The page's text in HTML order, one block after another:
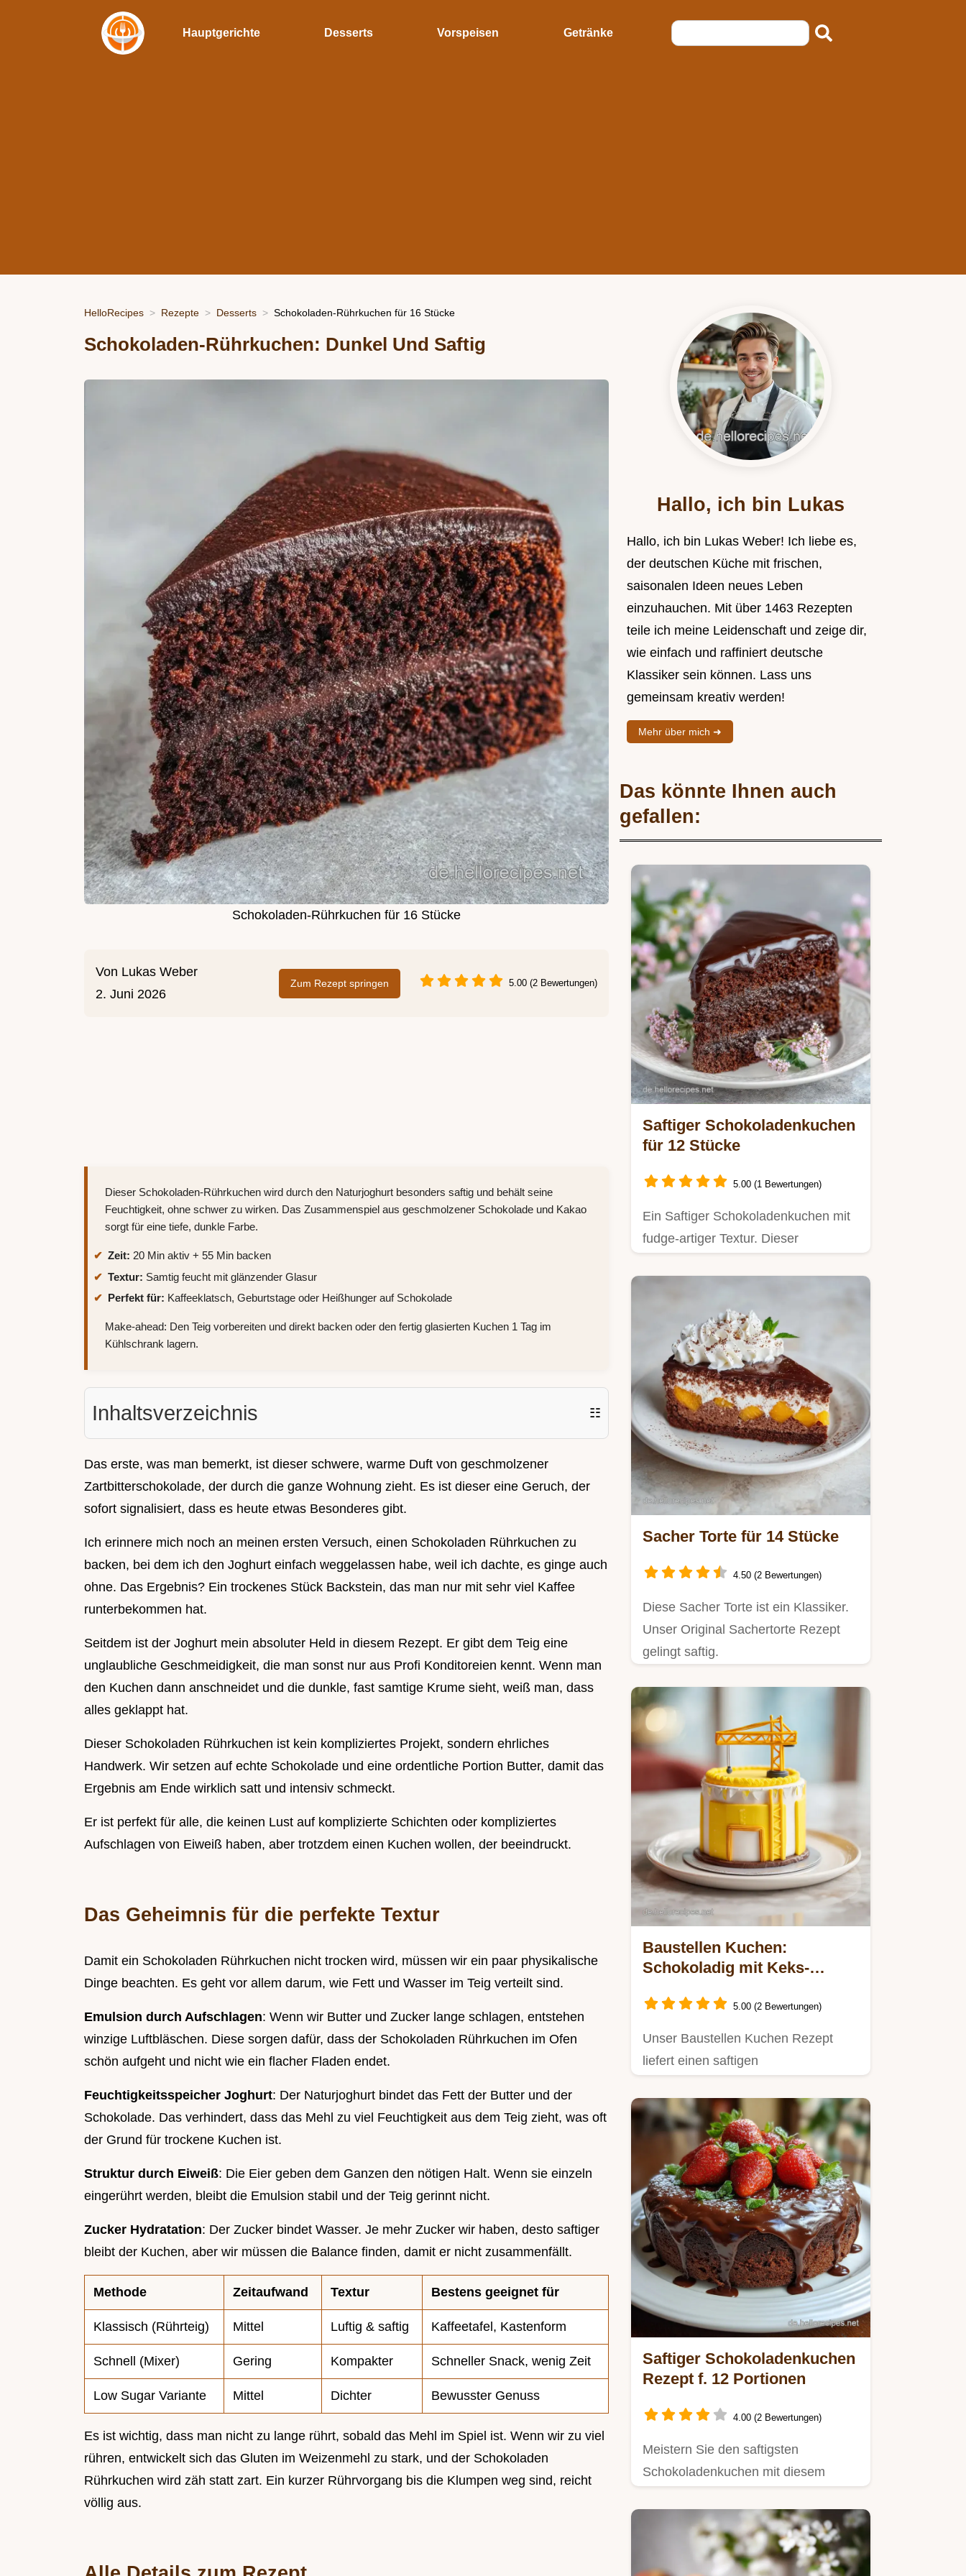
Hauptgerichte Desserts Vorspeisen Getränke
HelloRecipes Rezepte Desserts Schokoladen-Rührkuchen für 16 Stücke
Schokoladen-Rührkuchen: Dunkel Und Saftig
Schokoladen-Rührkuchen für 16 Stücke
Von Lukas Weber
2. Juni 2026
Zum Rezept springen 5.00 (2 Bewertungen)
Dieser Schokoladen-Rührkuchen wird durch den Naturjoghurt besonders saftig und behält seine
Feuchtigkeit, ohne schwer zu wirken. Das Zusammenspiel aus geschmolzener Schokolade und Kakao
sorgt für eine tiefe, dunkle Farbe.
Zeit: 20 Min aktiv + 55 Min backen
Textur: Samtig feucht mit glänzender Glasur
Perfekt für: Kaffeeklatsch, Geburtstage oder Heißhunger auf Schokolade
Make-ahead: Den Teig vorbereiten und direkt backen oder den fertig glasierten Kuchen 1 Tag im
Kühlschrank lagern.
Inhaltsverzeichnis ☷
Das erste, was man bemerkt, ist dieser schwere, warme Duft von geschmolzener
Zartbitterschokolade, der durch die ganze Wohnung zieht. Es ist dieser eine Geruch, der
sofort signalisiert, dass es heute etwas Besonderes gibt.
Ich erinnere mich noch an meinen ersten Versuch, einen Schokoladen Rührkuchen zu
backen, bei dem ich den Joghurt einfach weggelassen habe, weil ich dachte, es ginge auch
ohne. Das Ergebnis? Ein trockenes Stück Backstein, das man nur mit sehr viel Kaffee
runterbekommen hat.
Seitdem ist der Joghurt mein absoluter Held in diesem Rezept. Er gibt dem Teig eine
unglaubliche Geschmeidigkeit, die man sonst nur aus Profi Konditoreien kennt. Wenn man
den Kuchen dann anschneidet und die dunkle, fast samtige Krume sieht, weiß man, dass
alles geklappt hat.
Dieser Schokoladen Rührkuchen ist kein kompliziertes Projekt, sondern ehrliches
Handwerk. Wir setzen auf echte Schokolade und eine ordentliche Portion Butter, damit das
Ergebnis am Ende wirklich satt und intensiv schmeckt.
Er ist perfekt für alle, die keinen Lust auf komplizierte Schichten oder kompliziertes
Aufschlagen von Eiweiß haben, aber trotzdem einen Kuchen wollen, der beeindruckt.
Das Geheimnis für die perfekte Textur
Damit ein Schokoladen Rührkuchen nicht trocken wird, müssen wir ein paar physikalische
Dinge beachten. Es geht vor allem darum, wie Fett und Wasser im Teig verteilt sind.
Emulsion durch Aufschlagen: Wenn wir Butter und Zucker lange schlagen, entstehen
winzige Luftbläschen. Diese sorgen dafür, dass der Schokoladen Rührkuchen im Ofen
schön aufgeht und nicht wie ein flacher Fladen endet.
Feuchtigkeitsspeicher Joghurt: Der Naturjoghurt bindet das Fett der Butter und der
Schokolade. Das verhindert, dass das Mehl zu viel Feuchtigkeit aus dem Teig zieht, was oft
der Grund für trockene Kuchen ist.
Struktur durch Eiweiß: Die Eier geben dem Ganzen den nötigen Halt. Wenn sie einzeln
eingerührt werden, bleibt die Emulsion stabil und der Teig gerinnt nicht.
Zucker Hydratation: Der Zucker bindet Wasser. Je mehr Zucker wir haben, desto saftiger
bleibt der Kuchen, aber wir müssen die Balance finden, damit er nicht zusammenfällt.
Methode Zeitaufwand Textur Bestens geeignet für
Klassisch (Rührteig) Mittel Luftig & saftig Kaffeetafel, Kastenform
Schnell (Mixer) Gering Kompakter Schneller Snack, wenig Zeit
Low Sugar Variante Mittel Dichter Bewusster Genuss
Es ist wichtig, dass man nicht zu lange rührt, sobald das Mehl im Spiel ist. Wenn wir zu viel
rühren, entwickelt sich das Gluten im Weizenmehl zu stark, und der Schokoladen
Rührkuchen wird zäh statt zart. Ein kurzer Rührvorgang bis die Klumpen weg sind, reicht
völlig aus.
Hallo, ich bin Lukas
Hallo, ich bin Lukas Weber! Ich liebe es,
der deutschen Küche mit frischen,
saisonalen Ideen neues Leben
einzuhauchen. Mit über 1463 Rezepten
teile ich meine Leidenschaft und zeige dir,
wie einfach und raffiniert deutsche
Klassiker sein können. Lass uns
gemeinsam kreativ werden!
Mehr über mich ➜
Das könnte Ihnen auch
gefallen:
Saftiger Schokoladenkuchen
für 12 Stücke
5.00 (1 Bewertungen)
Ein Saftiger Schokoladenkuchen mit
fudge-artiger Textur. Dieser
Sacher Torte für 14 Stücke
4.50 (2 Bewertungen)
Diese Sacher Torte ist ein Klassiker.
Unser Original Sachertorte Rezept
gelingt saftig.
Baustellen Kuchen:
Schokoladig mit Keks-
5.00 (2 Bewertungen)
Unser Baustellen Kuchen Rezept
liefert einen saftigen
knusprigen…
Saftiger Schokoladenkuchen
Rezept f. 12 Portionen
4.00 (2 Bewertungen)
Meistern Sie den saftigsten
Schokoladenkuchen mit diesem